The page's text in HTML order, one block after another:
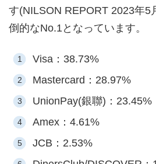
す(NILSON REPORT 2023年5
倒的なNo.1となっています。
Visa：38.73%
Mastercard：28.97%
UnionPay(銀聯)：23.45%
Amex：4.61%
JCB：2.53%